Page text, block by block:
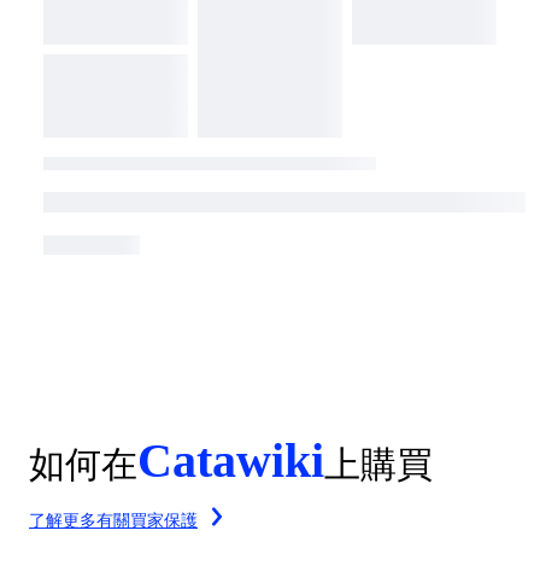
如何在Catawiki 上購買
了解更多有關買家保護